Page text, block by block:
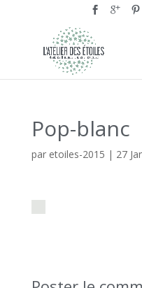
Pop-blanc
par etoiles-2015 | 27